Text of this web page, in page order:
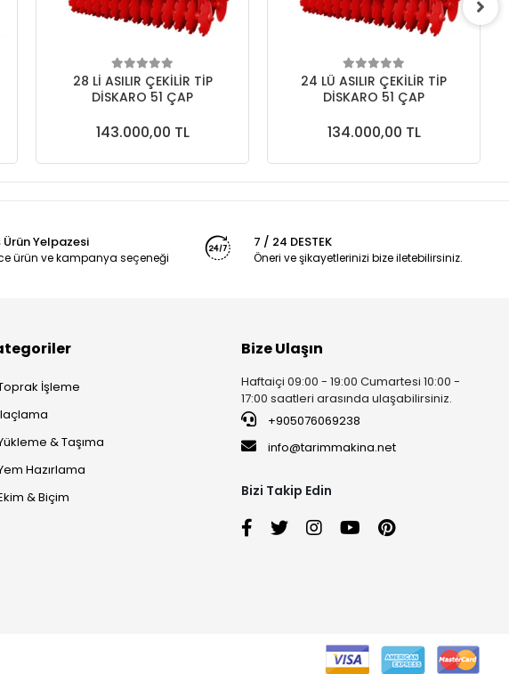
28 Lİ ASILIR ÇEKİLİR TİP
DİSKARO 51 ÇAP
143.000,00 TL
24 LÜ ASILIR ÇEKİLİR TİP
DİSKARO 51 ÇAP
134.000,00 TL
Ürün Yelpazesi
ürün ve kampanya seçeneği
7 / 24 DESTEK
Öneri ve şikayetlerinizi bize iletebilirsiniz.
İşleme
& Taşıma
Hazırlama
& Biçim
Bize Ulaşın
Haftaiçi 09:00 - 19:00 Cumartesi 10:00 -
17:00 saatleri arasında ulaşabilirsiniz.
+905076069238
info@tarimmakina.net
Bizi Takip Edin